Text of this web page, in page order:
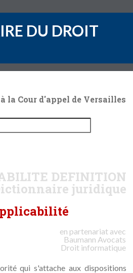
DU DROIT
la Cour d'appel de Versailles
DEFINITION
juridique
en partenariat avec
Baumann Avocats
Droit informatique
qui s'attache aux dispositions